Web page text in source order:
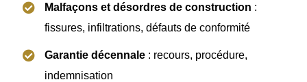
Malfaçons et désordres de construction :
fissures, infiltrations, défauts de conformité
Garantie décennale : recours, procédure,
indemnisation